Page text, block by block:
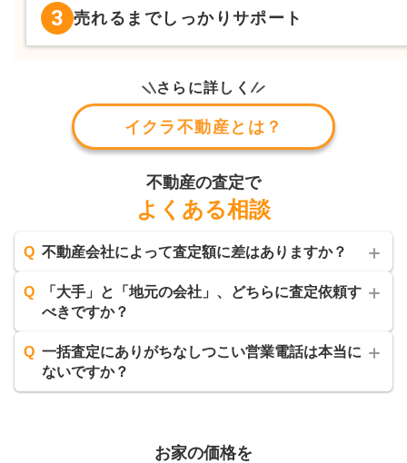
3 売れるまでしっかりサポート
さらに詳しく
イクラ不動産とは？
不動産の査定で
よくある相談
Q 不動産会社によって査定額に差はありますか？
Q
「大手」と「地元の会社」、どちらに査定依頼す
べきですか？
Q 一括査定にありがちなしつこい営業電話は本当に
ないですか？
お家の価格を